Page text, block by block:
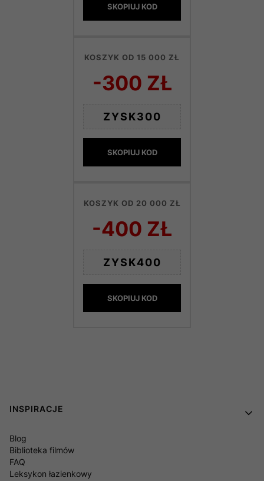
SKOPIUJ KOD
KOSZYK OD 15 000 ZŁ
-300 ZŁ
ZYSK300
SKOPIUJ KOD
KOSZYK OD 20 000 ZŁ
-400 ZŁ
ZYSK400
SKOPIUJ KOD
Linki w stopce
INSPIRACJE
Blog
Biblioteka filmów
FAQ
Leksykon łazienkowy